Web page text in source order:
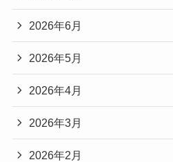
2026年6月
2026年5月
2026年4月
2026年3月
2026年2月